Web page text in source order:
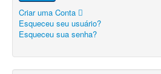
Criar uma Conta
Esqueceu seu usuário?
Esqueceu sua senha?